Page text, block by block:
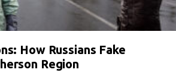
How Russians Fake
Region